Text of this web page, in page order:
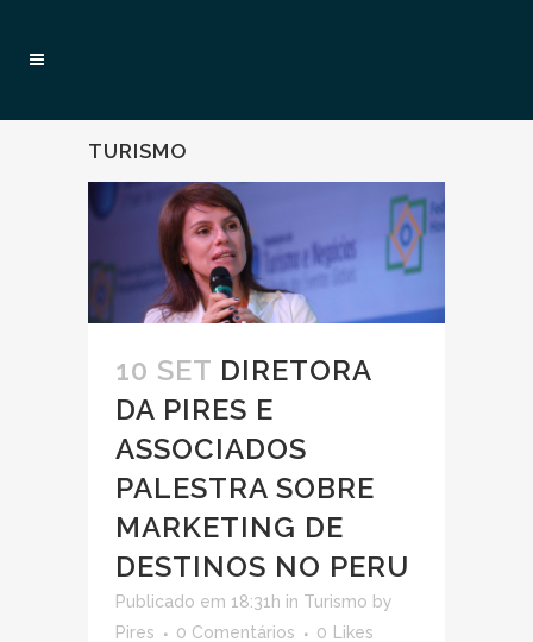
TURISMO
10 SET DIRETORA
DA PIRES E
ASSOCIADOS
PALESTRA SOBRE
MARKETING DE
DESTINOS NO PERU
Publicado em 18:31h in Turismo by
Pires
0 Comentários 0 Likes